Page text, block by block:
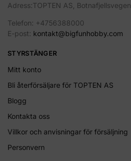
Adress:TOPTEN AS,
Telefon: +4756388000
E-post: kontakt@bigfunhobby.com
STYRSTÄNGER
Mitt konto
Bli återförsäljare för TOPTEN AS
Blogg
Kontakta oss
Villkor och anvisningar för försäljning
Personvern